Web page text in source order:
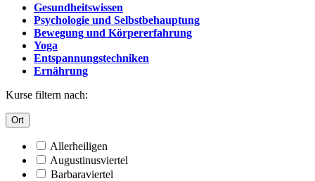
Gesundheitswissen
Psychologie und Selbstbehauptung
Bewegung und Körpererfahrung
Yoga
Entspannungstechniken
Ernährung
Kurse filtern nach:
Ort
Allerheiligen
Augustinusviertel
Barbaraviertel